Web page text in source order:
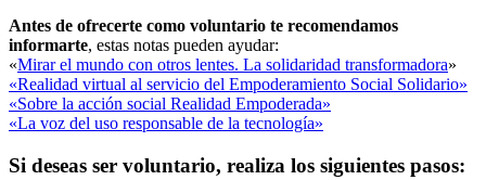
Antes de ofrecerte como voluntario te recomendamos
informarte, estas notas pueden ayudar:
«Mirar el mundo con otros lentes. La solidaridad transformadora»
«Realidad virtual al servicio del Empoderamiento Social Solidario»
«Sobre la acción social Realidad Empoderada»
«La voz del uso responsable de la tecnología»
Si deseas ser voluntario, realiza los siguientes pasos: